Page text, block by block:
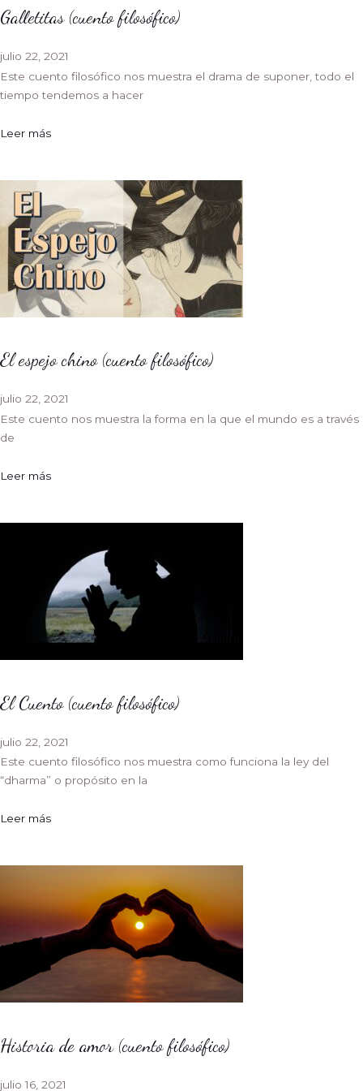
Galletitas (cuento filosófico)
julio 22, 2021
Este cuento filosófico nos muestra el drama de suponer, todo el
tiempo tendemos a hacer
Leer más
El espejo chino (cuento filosófico)
julio 22, 2021
Este cuento nos muestra la forma en la que el mundo es a través
de
Leer más
El Cuento (cuento filosófico)
julio 22, 2021
Este cuento filosófico nos muestra como funciona la ley del
“dharma” o propósito en la
Leer más
Historia de amor (cuento filosófico)
julio 16, 2021